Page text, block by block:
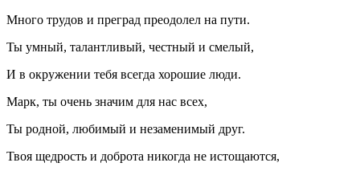
Много трудов и преград преодолел на пути.
Ты умный, талантливый, честный и смелый,
И в окружении тебя всегда хорошие люди.
Марк, ты очень значим для нас всех,
Ты родной, любимый и незаменимый друг.
Твоя щедрость и доброта никогда не истощаются,